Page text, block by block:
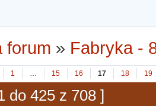
forum » Fabryka -
1 … 15 16 17 18 19
do 425 z 708 ]